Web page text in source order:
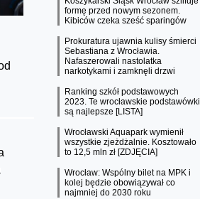
formę przed nowym sezonem.
Kibiców czeka sześć sparingów
Prokuratura ujawnia kulisy śmierci
Sebastiana z Wrocławia.
Nafaszerowali nastolatka
narkotykami i zamknęli drzwi
Ranking szkół podstawowych
2023. Te wrocławskie podstawówki
są najlepsze [LISTA]
Wrocławski Aquapark wymienił
wszystkie zjeżdżalnie. Kosztowało
to 12,5 mln zł [ZDJĘCIA]
Wrocław: Wspólny bilet na MPK i
kolej będzie obowiązywał co
najmniej do 2030 roku